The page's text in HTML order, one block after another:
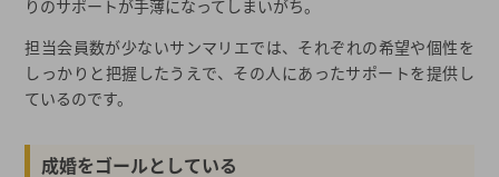
りのサポートが手薄になってしまいがち。
担当会員数が少ないサンマリエでは、それぞれの希望や個性を
しっかりと把握したうえで、その人にあったサポートを提供し
ているのです。
成婚をゴールとしている